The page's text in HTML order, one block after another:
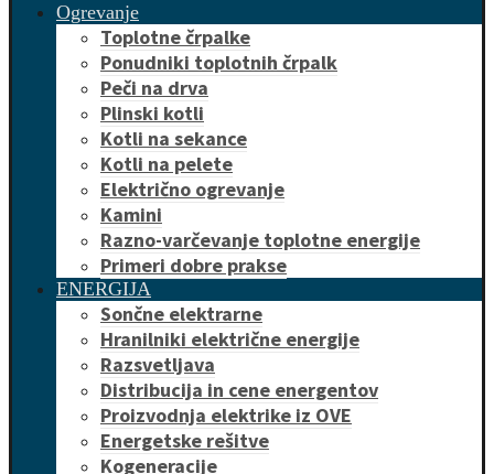
Ogrevanje
Toplotne črpalke
Ponudniki toplotnih črpalk
Peči na drva
Plinski kotli
Kotli na sekance
Kotli na pelete
Električno ogrevanje
Kamini
Razno-varčevanje toplotne energije
Primeri dobre prakse
ENERGIJA
Sončne elektrarne
Hranilniki električne energije
Razsvetljava
Distribucija in cene energentov
Proizvodnja elektrike iz OVE
Energetske rešitve
Kogeneracije